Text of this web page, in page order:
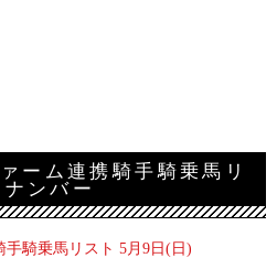
ーム連携騎手騎乗馬リ
ンバー
手騎乗馬リスト 5月9日(日)